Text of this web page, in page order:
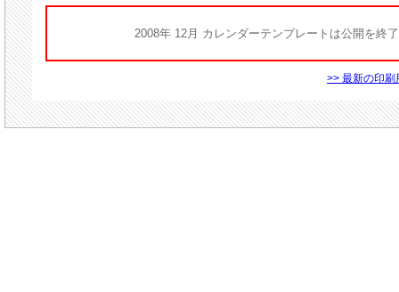
2008年 12月 カレンダーテンプレートは公開を終
>> 最新の印刷